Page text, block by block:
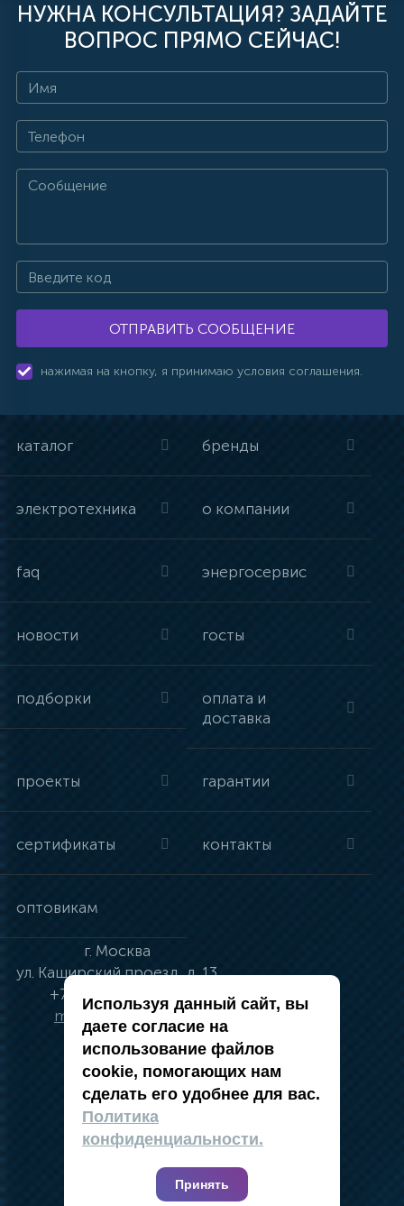
НУЖНА КОНСУЛЬТАЦИЯ? ЗАДАЙТЕ
ВОПРОС ПРЯМО СЕЙЧАС!
ОТПРАВИТЬ СООБЩЕНИЕ
нажимая на кнопку, я принимаю условия соглашения.
каталог бренды
электротехника о компании
faq энергосервис
новости госты
подборки
оплата и
доставка
проекты гарантии
сертификаты контакты
оптовикам
г. Москва
ул. Каширский проезд, д. 13
+7 (495) 134-41-83
moskva@vincci.ru
политика в отношении обработки
персональных данных
публичная оферта
карта сайта
2019 — 2026 @ Компания Vincci
Используя данный сайт, вы
даете согласие на
использование файлов
cookie, помогающих нам
сделать его удобнее для вас.
Политика
конфиденциальности.
Принять